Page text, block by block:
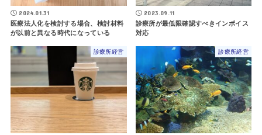
2024.01.31
医療法人化を検討する場合、検討材料
が以前と異なる時代になっている
2023.09.11
診療所が最低限確認すべきインボイス
対応
診療所経営 診療所経営